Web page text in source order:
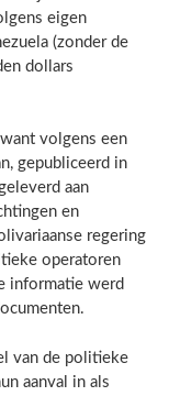
eigen
(zonder de
dollars
volgens een
gepubliceerd in
aan
en
regering
operatoren
informatie werd
van de politieke
aanval in als